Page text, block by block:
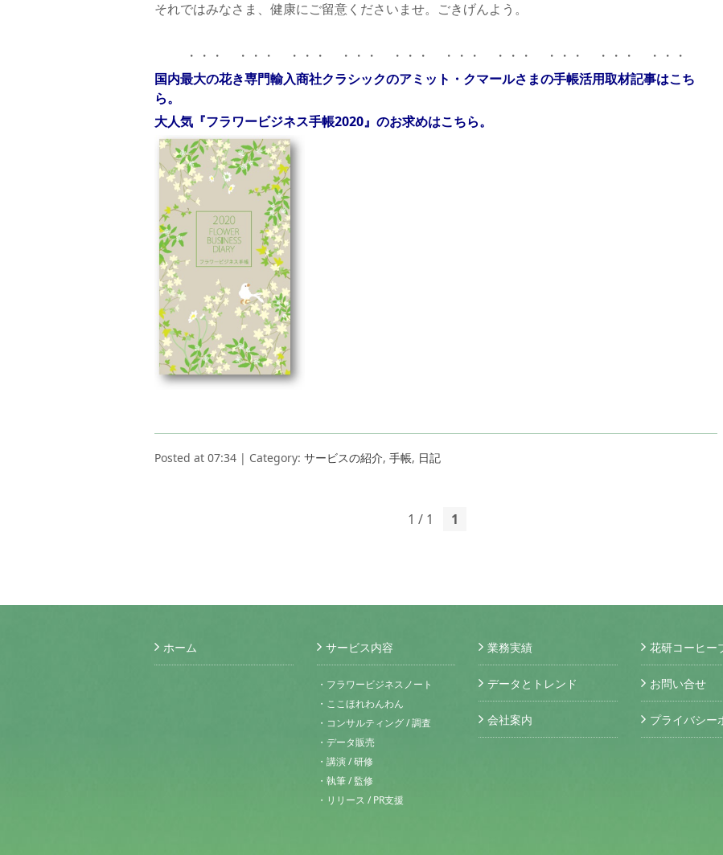
それではみなさま、健康にご留意くださいませ。ごきげんよう。
・・・ ・・・ ・・・ ・・・ ・・・ ・・・ ・・・ ・・・ ・・・ ・・・
国内最大の花き専門輸入商社クラシックのアミット・クマールさまの手帳活用取材記事はこち
ら。
大人気『フラワービジネス手帳2020』のお求めはこちら。
Posted at 07:34 | Category: サービスの紹介, 手帳, 日記
1 / 1 1
ホーム サービス内容
・フラワービジネスノート
・ここほれわんわん
・コンサルティング / 調査
・データ販売
・講演 / 研修
・執筆 / 監修
・リリース / PR支援
業務実績
データとトレンド
会社案内
花研コーヒー
お問い合せ
プライバシー